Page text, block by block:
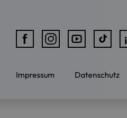
Impressum Datenschutz